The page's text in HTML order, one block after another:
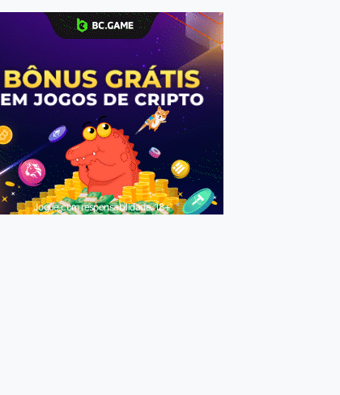
Jogue com responsabilidade. 18+